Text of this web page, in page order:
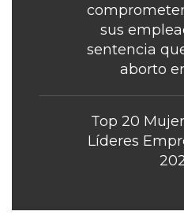
sus
sentencia
aborto
Top 20
Líderes